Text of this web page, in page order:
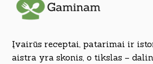
Įvairūs receptai, patarimai ir
aistra yra skonis, o tikslas –